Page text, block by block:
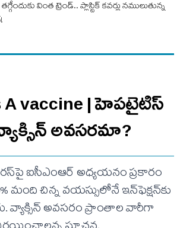
తగ్గేందుకు వింత ట్రెండ్.. ప్లాస్టిక్ కవర్లు నములుతున్న
A vaccine | హెపటైటిస్
అవసరమా?
ఐసీఎంఆర్ అధ్యయనం ప్రకారం
మంది చిన్న వయస్సులోనే ఇన్‌ఫెక్షన్‌కు
వ్యాక్సిన్ అవసరం ప్రాంతాల వారీగా